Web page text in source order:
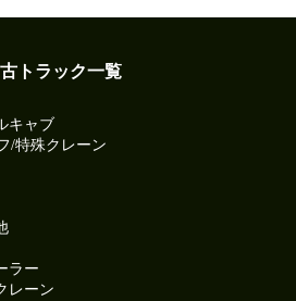
作業車 H23 デュトロ アイチコーポレ
バケット サブバッテリー仕様
:児玉
だけるとスムーズです❗
!!
ょう!
トラック一覧
キャブ
/特殊クレーン
ラー
レーン